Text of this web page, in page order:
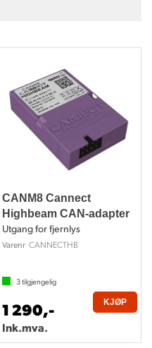
CANM8 Cannect
Highbeam CAN-adapter
Utgang for fjernlys
Varenr CANNECTHB
3tilgjengelig
1 290,-
Ink.mva.
KJØP